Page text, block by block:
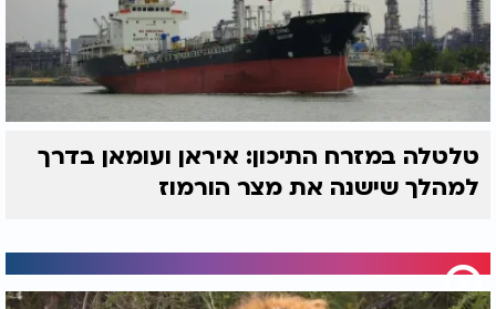
טלטלה במזרח התיכון: איראן ועומאן בדרך
למהלך שישנה את מצר הורמוז